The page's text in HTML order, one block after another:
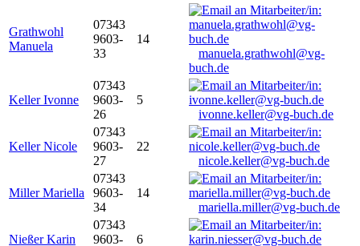
Grathwohl
Manuela
07343
9603-
33
14
manuela.grathwohl@vg-
buch.de
Keller Ivonne
07343
9603-
26
5
ivonne.keller@vg-buch.de
Keller Nicole
07343
9603-
27
22
nicole.keller@vg-buch.de
Miller Mariella
07343
9603-
34
14
mariella.miller@vg-buch.de
Nießer Karin
07343
9603-
6